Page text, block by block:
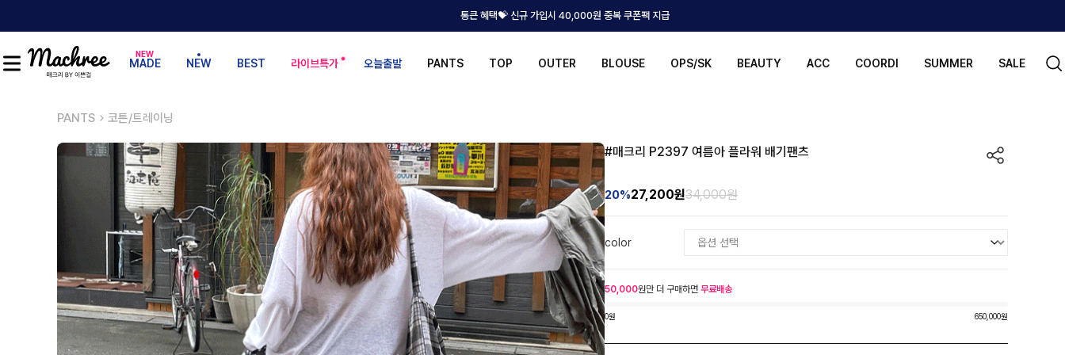
통큰 혜택💝 신규 가입시 40,000원 중복 쿠폰팩 지급
MADE NEW BEST 라이브특가 오늘출발 PANTS TOP OUTER BLOUSE OPS/SK BEAUTY ACC COORDI SUMMER SALE
PANTS 코튼/트레이닝
#매크리 P2397 여름아 플라워 배기팬츠
20%27,200원34,000원
color
50,000원만 더 구매하면 무료배송
0원 650,000원